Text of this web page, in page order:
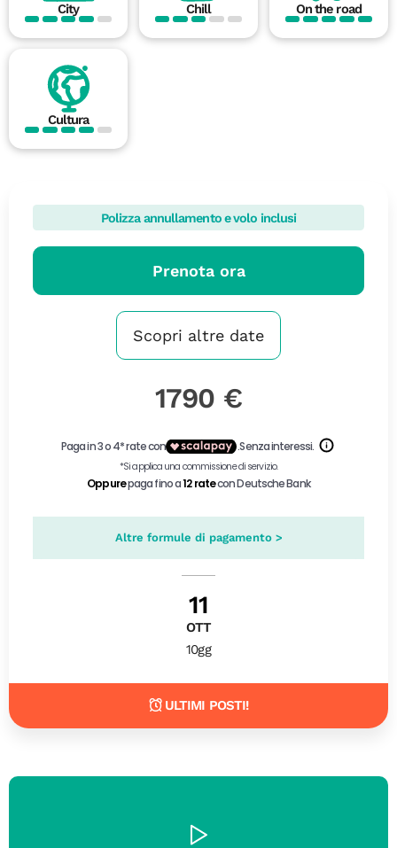
City Chill On the road
Cultura
Polizza annullamento e volo inclusi
Prenota ora
Scopri altre date
1790 €
Altre formule di pagamento >
11
OTT
10gg
ULTIMI POSTI!